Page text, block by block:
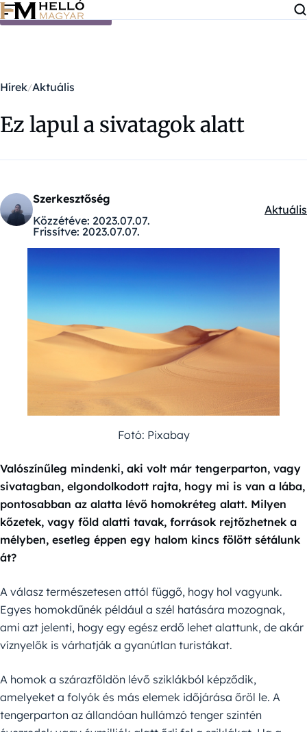
Ugrás a tartalomra
Hírek Aktuális
Ez lapul a sivatagok alatt
Szerkesztőség
Közzétéve: 2023.07.07.
Frissítve: 2023.07.07.
Aktuális
Fotó: Pixabay
Valószínűleg mindenki, aki volt már tengerparton, vagy
sivatagban, elgondolkodott rajta, hogy mi is van a lába,
pontosabban az alatta lévő homokréteg alatt. Milyen
kőzetek, vagy föld alatti tavak, források rejtőzhetnek a
mélyben, esetleg éppen egy halom kincs fölött sétálunk
át?
A válasz természetesen attól függő, hogy hol vagyunk.
Egyes homokdűnék például a szél hatására mozognak,
ami azt jelenti, hogy egy egész erdő lehet alattunk, de akár
víznyelők is várhatják a gyanútlan turistákat.
A homok a szárazföldön lévő sziklákból képződik,
amelyeket a folyók és más elemek időjárása őröl le. A
tengerparton az állandóan hullámzó tenger szintén